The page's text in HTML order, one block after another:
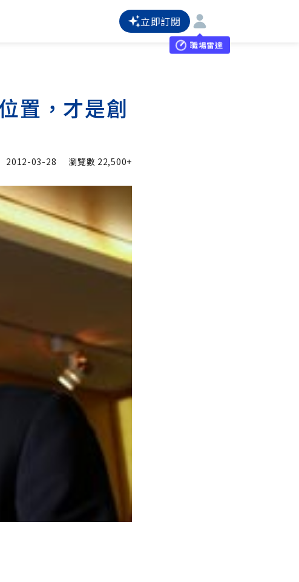
立即訂閱
職場雷達
置，才是創
2012-03-28 瀏覽數 22,500+